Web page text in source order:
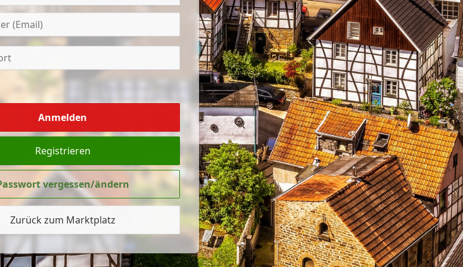
Anmelden
Registrieren
vergessen/ändern
Zurück zum Marktplatz